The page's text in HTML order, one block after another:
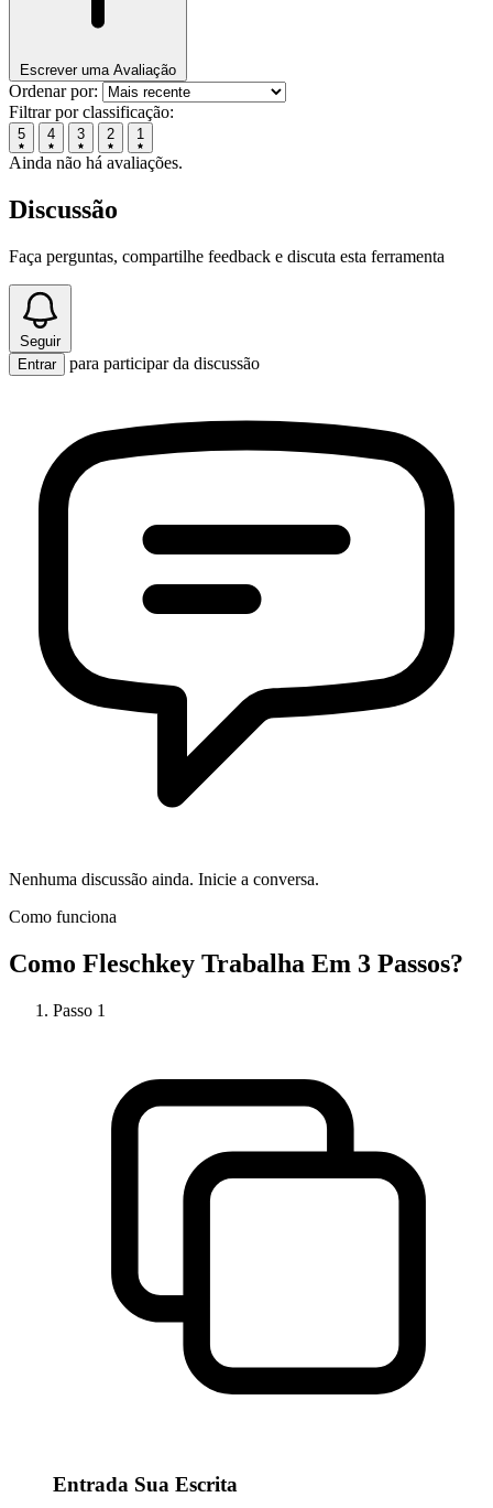
Escrever uma Avaliação
Ordenar por:
Filtrar por classificação:
5 4 3 2 1
Ainda não há avaliações.
Discussão
Faça perguntas, compartilhe feedback e discuta esta ferramenta
Seguir
Entrar
para participar da discussão
Nenhuma discussão ainda. Inicie a conversa.
Como funciona
Como Fleschkey Trabalha Em 3 Passos?
Passo 1
Entrada Sua Escrita